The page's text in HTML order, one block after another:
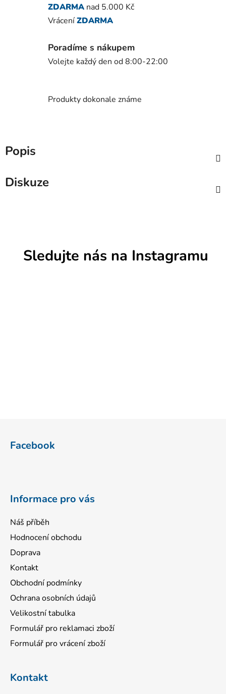
ZDARMA nad 5.000 Kč
VráceníZDARMA
Poradíme s nákupem
Volejte každý den od 8:00-22:00
Produkty dokonale známe
Popis
Diskuze
Sledujte nás na Instagramu
Facebook
Informace pro vás
Náš příběh
Hodnocení obchodu
Doprava
Kontakt
Obchodní podmínky
Ochrana osobních údajů
Velikostní tabulka
Formulář pro reklamaci zboží
Formulář pro vrácení zboží
Kontakt